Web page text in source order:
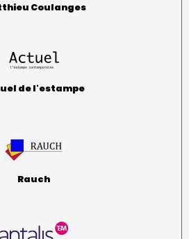
Coulanges
de l'estampe
Rauch